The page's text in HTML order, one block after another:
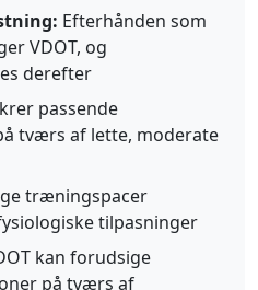
Efterhånden som
VDOT, og
derefter
passende
tværs af lette, moderate
træningspacer
tilpasninger
kan forudsige
på tværs af